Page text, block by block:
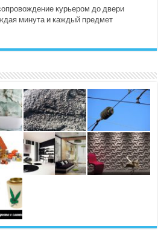
курьером до двери
минута и каждый предмет